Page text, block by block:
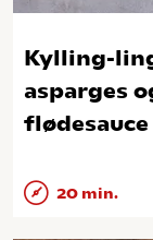
Kylling-
asparges
flødesauce
20 min.